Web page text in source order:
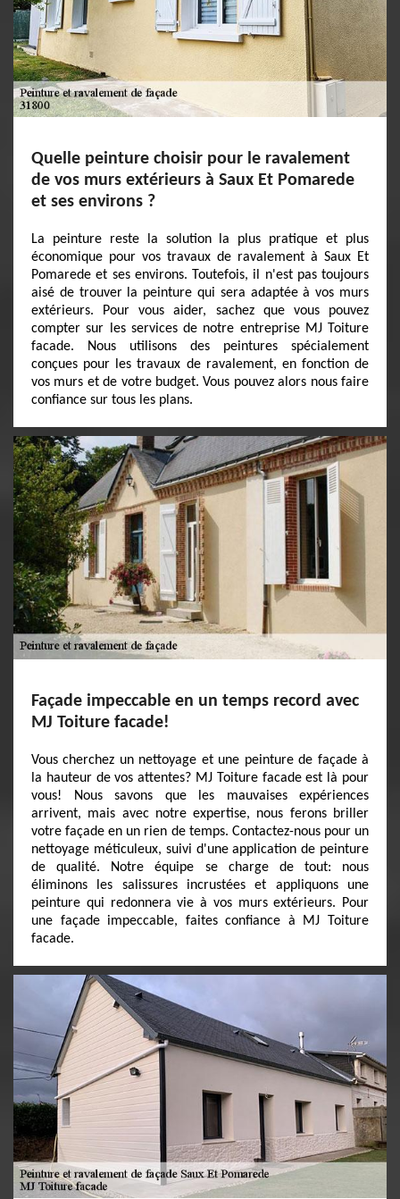
Quelle peinture choisir pour le ravalement
de vos murs extérieurs à Saux Et Pomarede
et ses environs ?
La peinture reste la solution la plus pratique et plus
économique pour vos travaux de ravalement à Saux Et
Pomarede et ses environs. Toutefois, il n'est pas toujours
aisé de trouver la peinture qui sera adaptée à vos murs
extérieurs. Pour vous aider, sachez que vous pouvez
compter sur les services de notre entreprise MJ Toiture
facade. Nous utilisons des peintures spécialement
conçues pour les travaux de ravalement, en fonction de
vos murs et de votre budget. Vous pouvez alors nous faire
confiance sur tous les plans.
Façade impeccable en un temps record avec
MJ Toiture facade!
Vous cherchez un nettoyage et une peinture de façade à
la hauteur de vos attentes? MJ Toiture facade est là pour
vous! Nous savons que les mauvaises expériences
arrivent, mais avec notre expertise, nous ferons briller
votre façade en un rien de temps. Contactez-nous pour un
nettoyage méticuleux, suivi d'une application de peinture
de qualité. Notre équipe se charge de tout: nous
éliminons les salissures incrustées et appliquons une
peinture qui redonnera vie à vos murs extérieurs. Pour
une façade impeccable, faites confiance à MJ Toiture
facade.